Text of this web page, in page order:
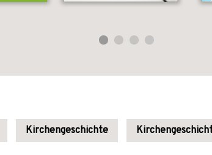
Kirchengeschichte